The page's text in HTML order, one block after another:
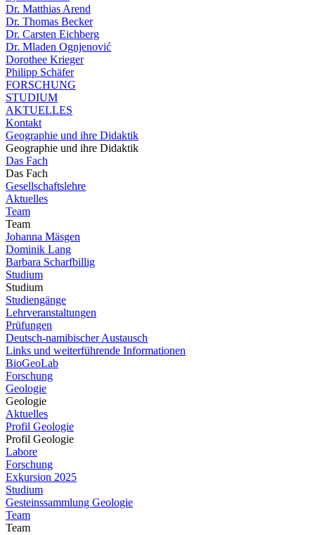
Dr. Matthias Arend
Dr. Thomas Becker
Dr. Carsten Eichberg
Dr. Mladen Ognjenović
Dorothee Krieger
Philipp Schäfer
FORSCHUNG
STUDIUM
AKTUELLES
Kontakt
Geographie und ihre Didaktik
Geographie und ihre Didaktik
Das Fach
Das Fach
Gesellschaftslehre
Aktuelles
Team
Team
Johanna Mäsgen
Dominik Lang
Barbara Scharfbillig
Studium
Studium
Studiengänge
Lehrveranstaltungen
Prüfungen
Deutsch-namibischer Austausch
Links und weiterführende Informationen
BioGeoLab
Forschung
Geologie
Geologie
Aktuelles
Profil Geologie
Profil Geologie
Labore
Forschung
Exkursion 2025
Studium
Gesteinssammlung Geologie
Team
Team